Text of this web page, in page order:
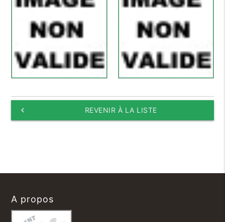
keyboard_arrow_left REVENIR À LA LISTE
A propos